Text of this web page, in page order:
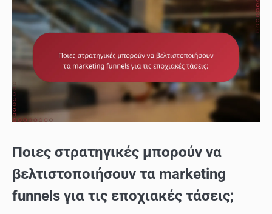
Ποιες στρατηγικές μπορούν να
βελτιστοποιήσουν τα marketing
funnels για τις εποχιακές τάσεις;